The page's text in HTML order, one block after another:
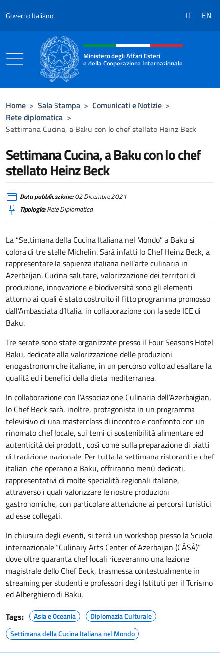
Governo Italiano IT EN
Intestazione sito, social e menù
Ministero degli Affari Esteri
e della Cooperazione Internazionale
Home > Sala Stampa > Comunicati e Notizie >
Rete diplomatica >
Settimana Cucina, a Baku con lo chef stellato Heinz Beck
Settimana Cucina, a Baku con lo chef
stellato Heinz Beck
Data pubblicazione:02 Dicembre 2021
Tipologia:Rete Diplomatica
La “Settimana della Cucina Italiana nel Mondo” a Baku si
colora di tre stelle Michelin. Sarà infatti lo Chef Heinz Beck, a
rappresentare la sapienza italiana nell’arte culinaria in
Azerbaijan. Cucina salutare, valorizzazione dei territori di
produzione, innovazione e biodiversità sono gli elementi
attorno ai quali è stato costruito il fitto programma promosso
dall’Ambasciata d’Italia, in collaborazione con la sede ICE di
Baku.
Tre serate sono state organizzate presso il Four Seasons Hotel
Baku, dedicate alla valorizzazione delle produzioni
enogastronomiche italiane, in un percorso volto ad esaltare la
qualità ed i benefici della dieta mediterranea.
In collaborazione con l’Associazione Culinaria dell’Azerbaigian,
lo Chef Beck sarà, inoltre, protagonista in un programma
televisivo di una masterclass di incontro e confronto con un
rinomato chef locale, sui temi di sostenibilità alimentare ed
autenticità dei prodotti, così come sulla preparazione di piatti
di tradizione nazionale. Per tutta la settimana ristoranti e chef
italiani che operano a Baku, offriranno menù dedicati,
rappresentativi di molte specialità regionali italiane,
attraverso i quali valorizzare le nostre produzioni
gastronomiche, con particolare attenzione ai percorsi turistici
ad esse collegati.
In chiusura degli eventi, si terrà un workshop presso la Scuola
internazionale “Culinary Arts Center of Azerbaijan (CÀSÀ)”
dove oltre quaranta chef locali riceveranno una lezione
magistrale dello Chef Beck, trasmessa contestualmente in
streaming per studenti e professori degli Istituti per il Turismo
ed Alberghiero di Baku.
Tags:
Asia e Oceania
Diplomazia Culturale
Settimana della Cucina Italiana nel Mondo